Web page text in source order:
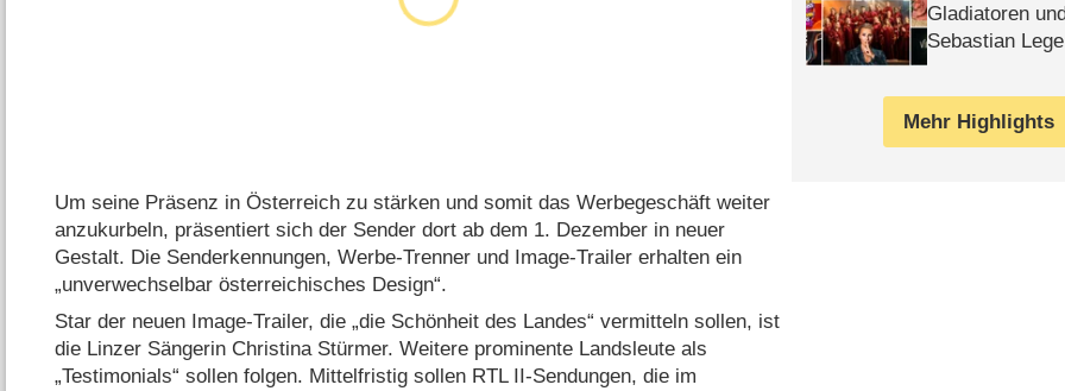
Um seine Präsenz in Österreich zu stärken und somit das Werbegeschäft weiter
anzukurbeln, präsentiert sich der Sender dort ab dem 1. Dezember in neuer
Gestalt. Die Senderkennungen, Werbe-Trenner und Image-Trailer erhalten ein
„unverwechselbar österreichisches Design“.
Star der neuen Image-Trailer, die „die Schönheit des Landes“ vermitteln sollen, ist
die Linzer Sängerin Christina Stürmer. Weitere prominente Landsleute als
„Testimonials“ sollen folgen. Mittelfristig sollen RTL II-Sendungen, die im
Gladiatoren
Sebastian Lege
Mehr Highlights